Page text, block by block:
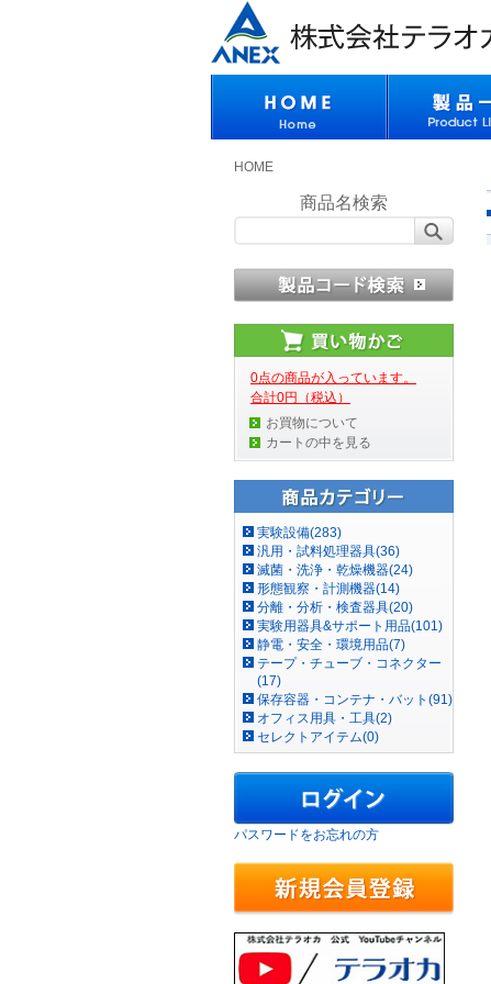
HOME
商品名検索
0点の商品が入っています。
合計0円（税込）
お買物について
カートの中を見る
実験設備(283)
汎用・試料処理器具(36)
滅菌・洗浄・乾燥機器(24)
形態観察・計測機器(14)
分離・分析・検査器具(20)
実験用器具&サポート用品(101)
静電・安全・環境用品(7)
テープ・チューブ・コネクター
(17)
保存容器・コンテナ・バット(91)
オフィス用具・工具(2)
セレクトアイテム(0)
パスワードをお忘れの方